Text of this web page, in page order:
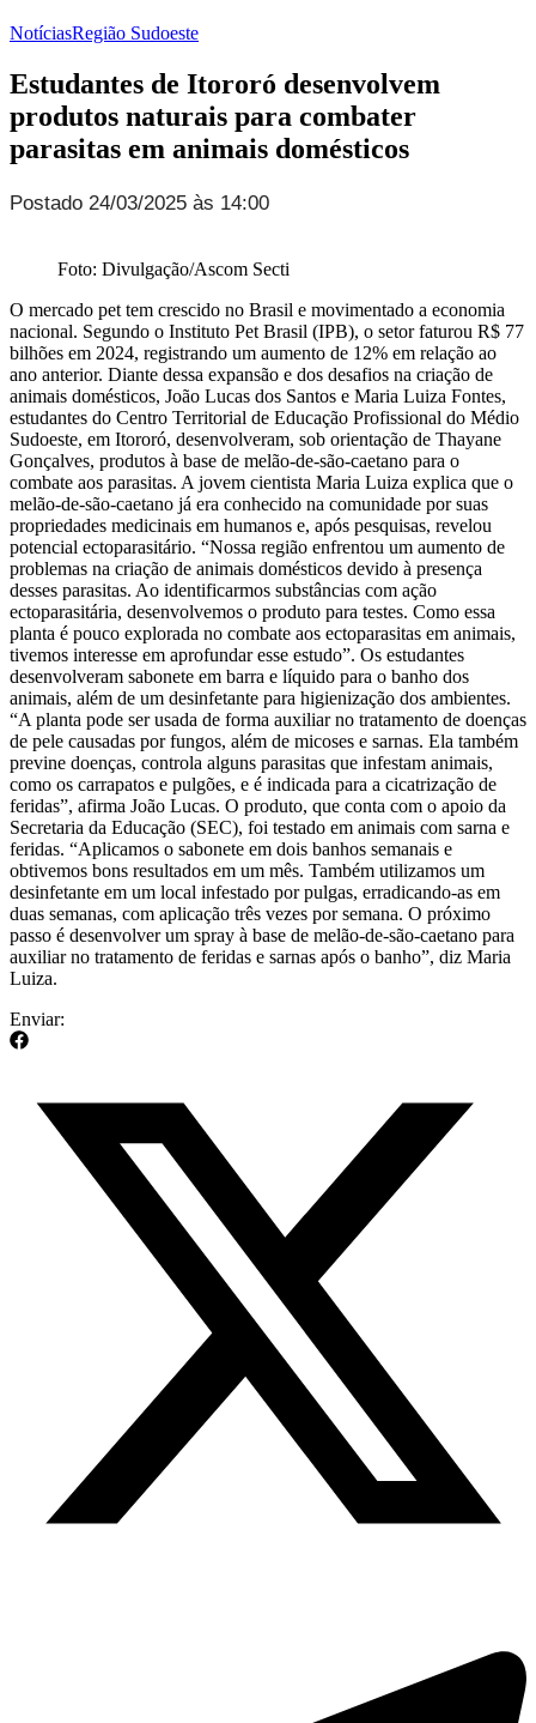
NotíciasRegião Sudoeste
Estudantes de Itororó desenvolvem
produtos naturais para combater
parasitas em animais domésticos
Postado 24/03/2025 às 14:00
Foto: Divulgação/Ascom Secti
O mercado pet tem crescido no Brasil e movimentado a economia
nacional. Segundo o Instituto Pet Brasil (IPB), o setor faturou R$ 77
bilhões em 2024, registrando um aumento de 12% em relação ao
ano anterior. Diante dessa expansão e dos desafios na criação de
animais domésticos, João Lucas dos Santos e Maria Luiza Fontes,
estudantes do Centro Territorial de Educação Profissional do Médio
Sudoeste, em Itororó, desenvolveram, sob orientação de Thayane
Gonçalves, produtos à base de melão-de-são-caetano para o
combate aos parasitas. A jovem cientista Maria Luiza explica que o
melão-de-são-caetano já era conhecido na comunidade por suas
propriedades medicinais em humanos e, após pesquisas, revelou
potencial ectoparasitário. “Nossa região enfrentou um aumento de
problemas na criação de animais domésticos devido à presença
desses parasitas. Ao identificarmos substâncias com ação
ectoparasitária, desenvolvemos o produto para testes. Como essa
planta é pouco explorada no combate aos ectoparasitas em animais,
tivemos interesse em aprofundar esse estudo”. Os estudantes
desenvolveram sabonete em barra e líquido para o banho dos
animais, além de um desinfetante para higienização dos ambientes.
“A planta pode ser usada de forma auxiliar no tratamento de doenças
de pele causadas por fungos, além de micoses e sarnas. Ela também
previne doenças, controla alguns parasitas que infestam animais,
como os carrapatos e pulgões, e é indicada para a cicatrização de
feridas”, afirma João Lucas. O produto, que conta com o apoio da
Secretaria da Educação (SEC), foi testado em animais com sarna e
feridas. “Aplicamos o sabonete em dois banhos semanais e
obtivemos bons resultados em um mês. Também utilizamos um
desinfetante em um local infestado por pulgas, erradicando-as em
duas semanas, com aplicação três vezes por semana. O próximo
passo é desenvolver um spray à base de melão-de-são-caetano para
auxiliar no tratamento de feridas e sarnas após o banho”, diz Maria
Luiza.
Enviar: